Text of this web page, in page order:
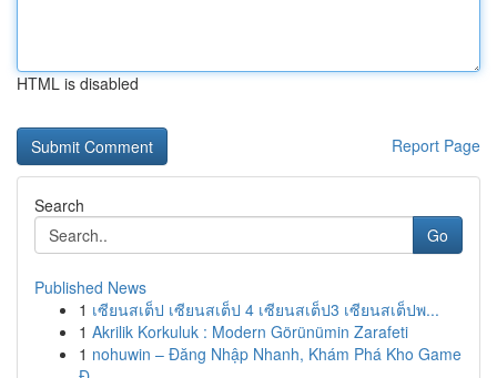
HTML is disabled
Report Page
Search
Go
Published News
1 เซียนสเต็ป เซียนสเต็ป 4 เซียนสเต็ป3 เซียนสเต็ปพ...
1 Akrilik Korkuluk : Modern Görünümin Zarafeti
1 nohuwin – Đăng Nhập Nhanh, Khám Phá Kho Game